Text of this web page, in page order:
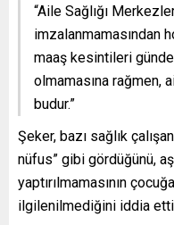
“Aile Sağlığı
imzalanmamasından
maaş kesintileri
olmamasına rağmen,
budur.”
Şeker, bazı sağlık
nüfus” gibi gördüğünü,
yaptırılmamasının
ilgilenilmediğini iddia